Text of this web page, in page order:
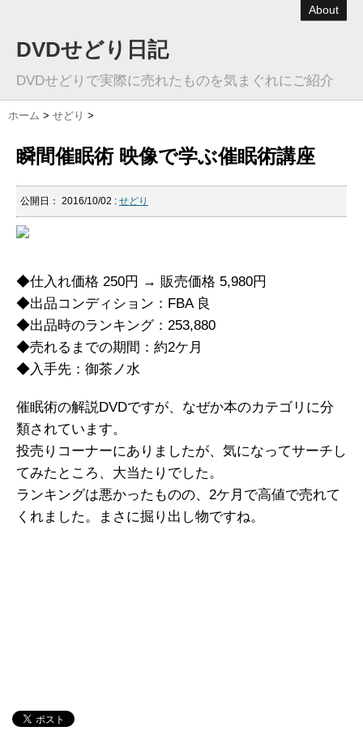
About
DVDせどり日記
DVDせどりで実際に売れたものを気まぐれにご紹介
ホーム > せどり >
瞬間催眠術 映像で学ぶ催眠術講座
公開日： 2016/10/02 : せどり
◆仕入れ価格 250円 → 販売価格 5,980円
◆出品コンディション：FBA 良
◆出品時のランキング：253,880
◆売れるまでの期間：約2ケ月
◆入手先：御茶ノ水
催眠術の解説DVDですが、なぜか本のカテゴリに分
類されています。
投売りコーナーにありましたが、気になってサーチし
てみたところ、大当たりでした。
ランキングは悪かったものの、2ケ月で高値で売れて
くれました。まさに掘り出し物ですね。